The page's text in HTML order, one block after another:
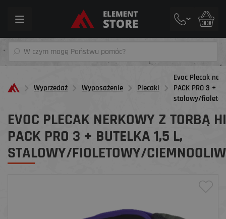
Toggle
Wyprzedaż Wyposażenie Plecaki
Evoc Plecak
PACK PRO 3 +
stalowy/
EVOC PLECAK NERKOWY Z TORBĄ
PACK PRO 3 + BUTELKA 1,5 L,
STALOWY/FIOLETOWY/